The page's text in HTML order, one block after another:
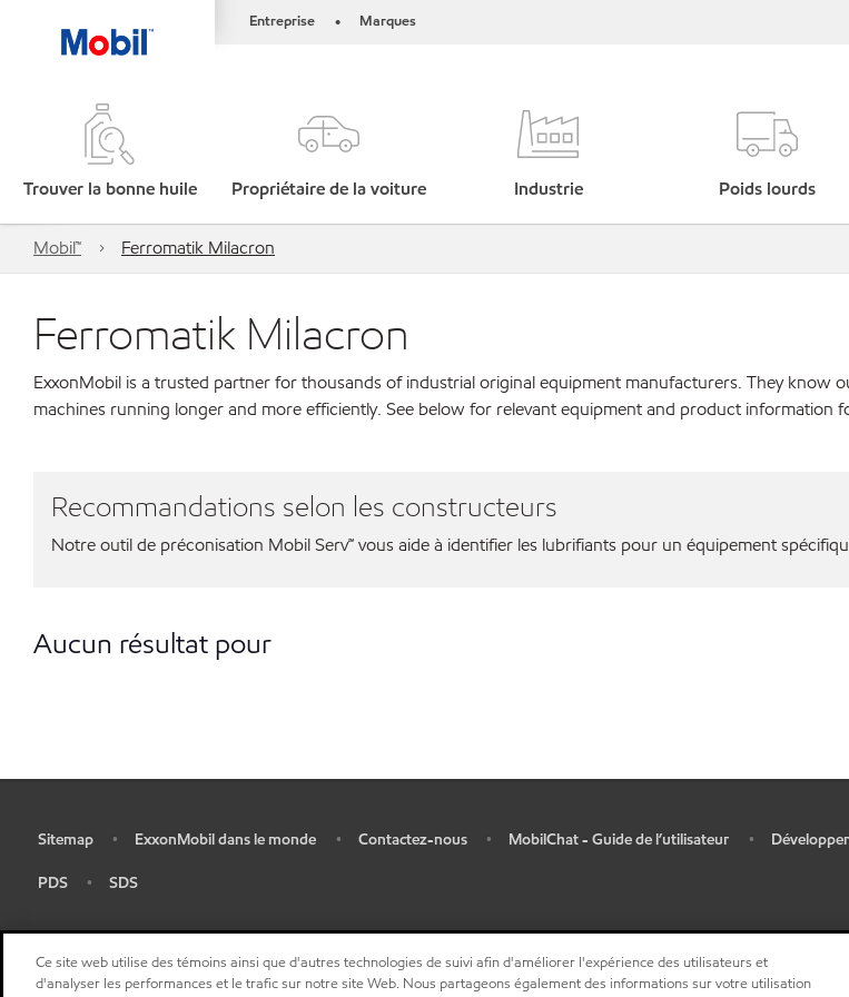
Entreprise • Marques
Trouver la bonne huile Propriétaire de la voiture Industrie Poids lourds
Mobil™ Ferromatik Milacron
Ferromatik Milacron
ExxonMobil is a trusted partner for thousands of industrial original equipment manufacturers. They know
machines running longer and more efficiently. See below for relevant equipment and product information
Recommandations selon les constructeurs
Notre outil de préconisation Mobil Serv℠ vous aide à identifier les lubrifiants pour un équipement
Aucun résultat pour
Sitemap • ExxonMobil dans le monde • Contactez-nous • MobilChat - Guide de l’utilisateur •
PDS • SDS
Ce site web utilise des témoins ainsi que d'autres technologies de suivi afin d'améliorer l'expérience des utilisateurs et
d'analyser les performances et le trafic sur notre site Web. Nous partageons également des informations sur votre utilisation